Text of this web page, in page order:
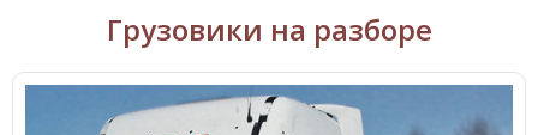
Грузовики на разборе